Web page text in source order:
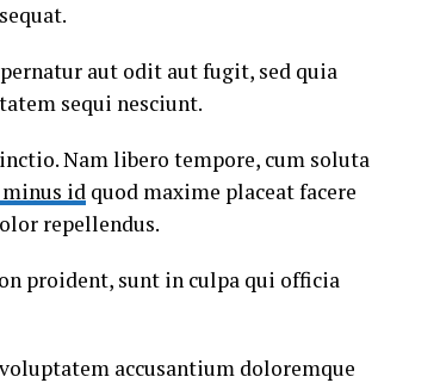
aut odit aut fugit, sed quia
sequi nesciunt.
Nam libero tempore, cum soluta
id quod maxime placeat facere
repellendus.
proident, sunt in culpa qui officia
accusantium doloremque